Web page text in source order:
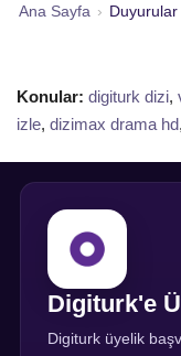
Ana Sayfa › Duyurular
Konular: digiturk dizi,
izle, dizimax drama hd,
Digiturk'e
Digiturk üyelik